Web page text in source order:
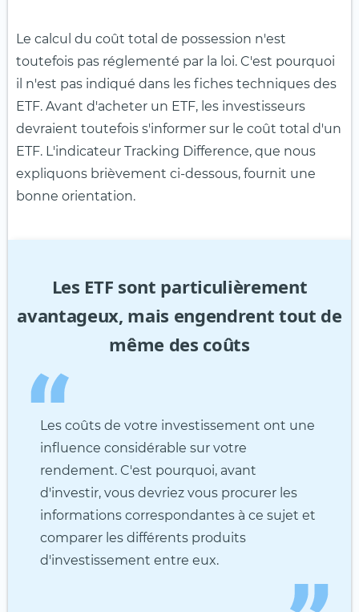
Le calcul du coût total de possession n'est
toutefois pas réglementé par la loi. C'est pourquoi
il n'est pas indiqué dans les fiches techniques des
ETF. Avant d'acheter un ETF, les investisseurs
devraient toutefois s'informer sur le coût total d'un
ETF. L'indicateur Tracking Difference, que nous
expliquons brièvement ci-dessous, fournit une
bonne orientation.
Les ETF sont particulièrement
avantageux, mais engendrent tout de
même des coûts
Les coûts de votre investissement ont une
influence considérable sur votre
rendement. C'est pourquoi, avant
d'investir, vous devriez vous procurer les
informations correspondantes à ce sujet et
comparer les différents produits
d'investissement entre eux.